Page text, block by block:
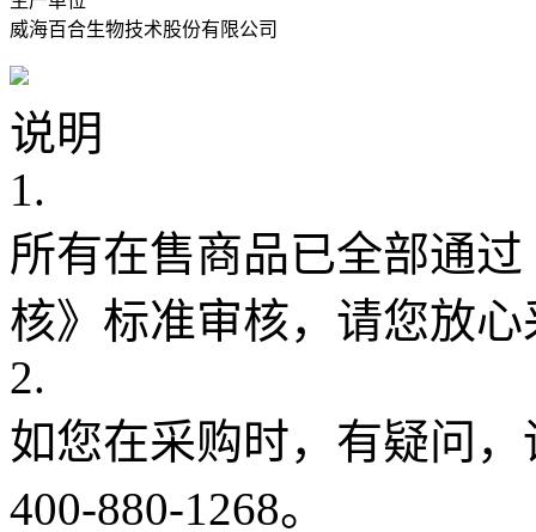
威海百合生物技术股份有限公司
说明
1.
所有在售商品已全部通
核》标准审核，请您放心
2.
如您在采购时，有疑问
400-880-1268。